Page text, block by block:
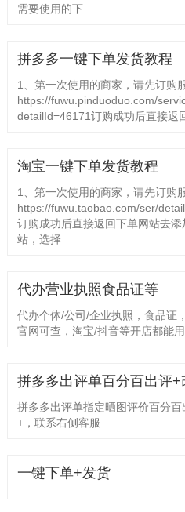
需要使用的下
拼多多一键下单发货教程
1、第一次使用的商家，请先订购
https://fuwu.pinduoduo.com/
detailId=46171订购成功后直接返
淘宝一键下单发货教程
1、第一次使用的商家，请先订购
https://fuwu.taobao.com/ser/
订购成功后直接返回下单网站去
站，选择
代办营业执照食品证等
代办个体/公司/企业执照，食品证
官网可查，淘宝/抖音等开店都能
拼多多出评单百分百出评+
拼多多出评单指定晒图评价百分
+，联系右侧客服
一键下单+发货